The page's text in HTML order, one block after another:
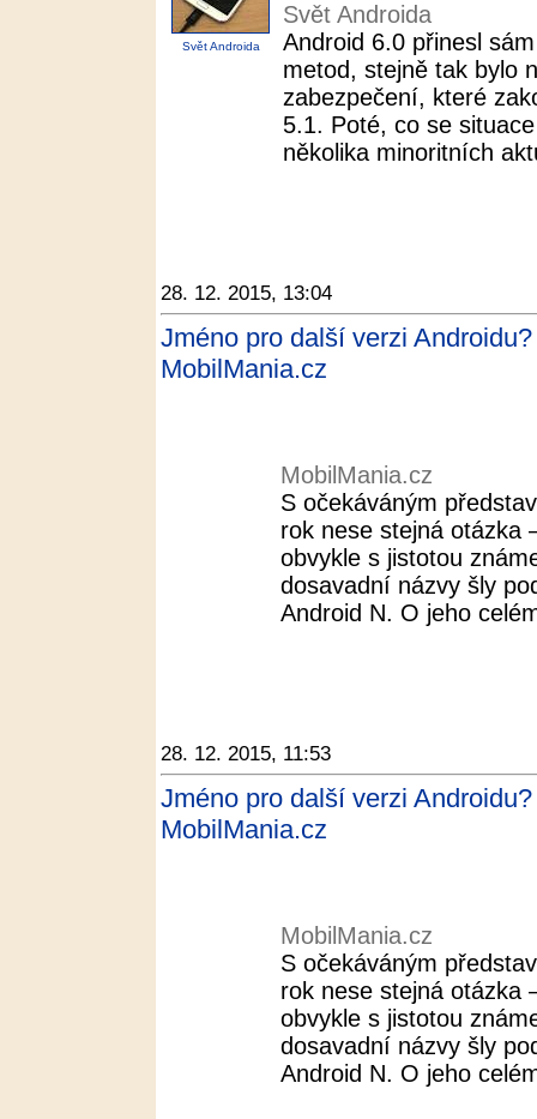
Svět Androida
Svět Androida
Android 6.0 přinesl
metod, stejně tak bylo
zabezpečení, které
5.1. Poté, co se
několika minoritních
28. 12. 2015, 13:04
Jméno pro další verzi
MobilMania.cz
MobilMania.cz
S očekáváným
rok nese stejná otázka
obvykle s jistotou
dosavadní názvy šly
Android N. O jeho
28. 12. 2015, 11:53
Jméno pro další verzi
MobilMania.cz
MobilMania.cz
S očekáváným
rok nese stejná otázka
obvykle s jistotou
dosavadní názvy šly
Android N. O jeho